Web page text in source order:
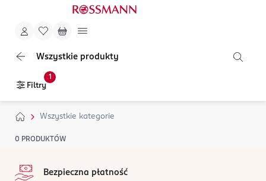
Wszystkie produkty
Filtry
1
Wszystkie kategorie
0 PRODUKTÓW
Bezpieczna płatność